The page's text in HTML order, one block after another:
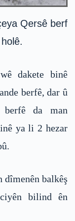
Qersê berf
dakete binê
berfê, dar û
da man
ya li 2 hezar
dîmenên balkêş
bilind ên